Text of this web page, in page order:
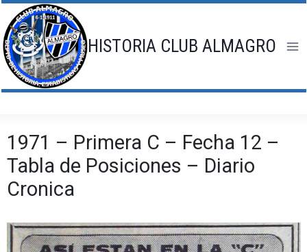
Saltar
al
contenido
HISTORIA CLUB ALMAGRO
1971 – Primera C – Fecha 12 –
Tabla de Posiciones – Diario
Cronica